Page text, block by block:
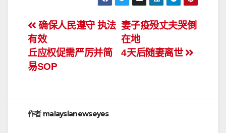
文
章
导
妻子疫殁丈夫哭倒
在地
4天后随妻离世
确保人民遵守 执法
有效
丘应权促需严厉并简
易SOP
作者 malaysianewseyes